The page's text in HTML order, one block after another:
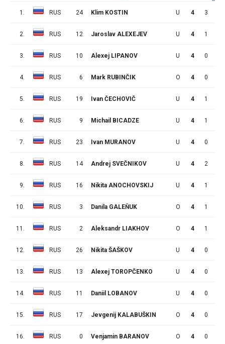
1. RUS 24 Klim KOSTIN U 4 3
2. RUS 12 Jaroslav ALEXEJEV U 4 1
3. RUS 10 Alexej LIPANOV U 4 0
4. RUS 6 Mark RUBINČIK O 4 0
5. RUS 19 Ivan ČECHOVIČ U 4 1
6. RUS 9 Michail BICADZE U 4 1
7. RUS 23 Ivan MURANOV U 4 0
8. RUS 14 Andrej SVEČNIKOV U 4 2
9. RUS 16 Nikita ANOCHOVSKIJ U 4 1
10. RUS 3 Danila GALEŇUK O 4 1
11. RUS 2 Aleksandr LIAKHOV O 4 1
12. RUS 26 Nikita ŠAŠKOV U 4 0
13. RUS 13 Alexej TOROPČENKO U 4 0
14. RUS 11 Daniil LOBANOV U 4 0
15. RUS 17 Jevgenij KALABUŠKIN O 4 0
16. RUS 0 Venjamin BARANOV O 4 0